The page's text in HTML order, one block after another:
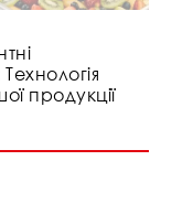
продукції